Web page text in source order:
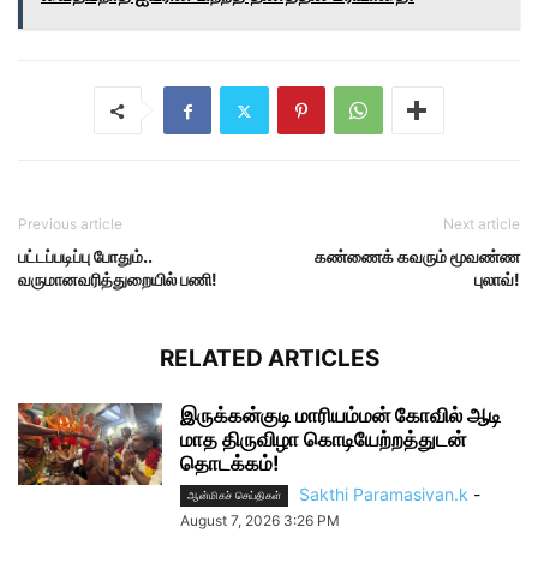
Previous article
பட்டப்படிப்பு போதும்..
வருமானவரித்துறையில் பணி!
Next article
கண்ணைக் கவரும் மூவண்ண
புலாவ்!
RELATED ARTICLES
இருக்கன்குடி மாரியம்மன் கோவில் ஆடி
மாத திருவிழா கொடியேற்றத்துடன்
தொடக்கம்!
ஆன்மிகச் செய்திகள் Sakthi Paramasivan.k -
August 7, 2026 3:26 PM